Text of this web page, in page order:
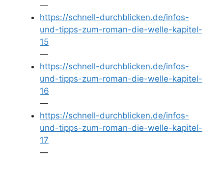
—
https://schnell-durchblicken.de/infos-
und-tipps-zum-roman-die-welle-kapitel-
15
—
https://schnell-durchblicken.de/infos-
und-tipps-zum-roman-die-welle-kapitel-
16
—
https://schnell-durchblicken.de/infos-
und-tipps-zum-roman-die-welle-kapitel-
17
—